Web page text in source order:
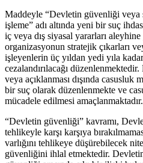
Maddeyle “Devletin güvenliği veya
işleme” adı altında yeni bir suç
iç veya dış siyasal yararları
organizasyonun stratejik çıkarları
işleyenlerin üç yıldan yedi yıla
cezalandırılacağı
veya açıklanması dışında casusluk
bir suç olarak düzenlenmekte ve
mücadele edilmesi amaçlanmaktadır.
“Devletin güvenliği” kavramı,
tehlikeyle karşı karşıya
varlığını tehlikeye düşürebilecek
güvenliğini ihlal etmektedir.